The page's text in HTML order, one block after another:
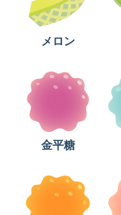
メロン
金平糖